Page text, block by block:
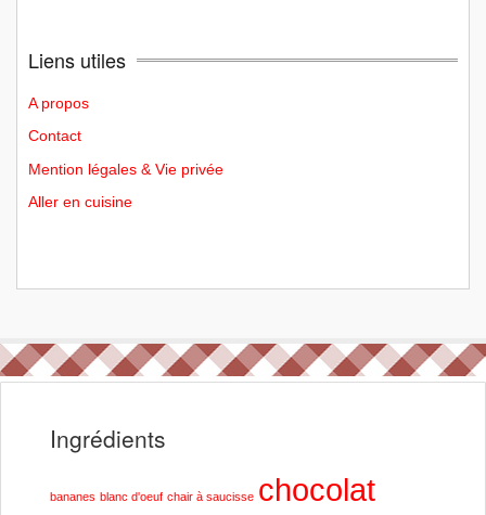
Liens utiles
A propos
Contact
Mention légales & Vie privée
Aller en cuisine
Ingrédients
bananes blanc d'oeuf chair à saucisse chocolat